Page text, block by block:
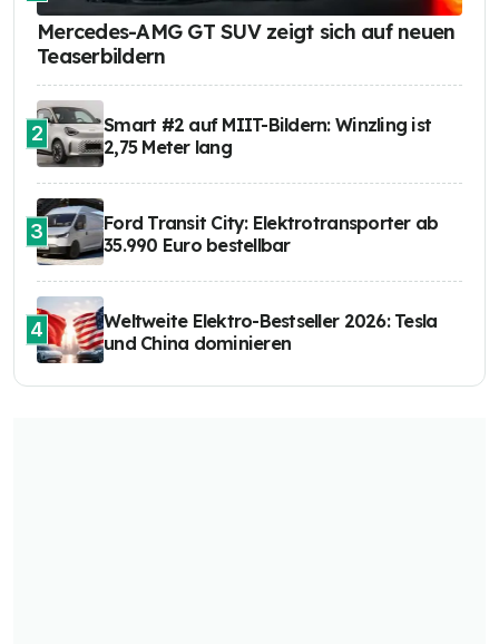
Mercedes-AMG GT SUV zeigt sich auf neuen
Teaserbildern
2
Smart #2 auf MIIT-Bildern: Winzling ist
2,75 Meter lang
3
Ford Transit City: Elektrotransporter ab
35.990 Euro bestellbar
4
Weltweite Elektro-Bestseller 2026: Tesla
und China dominieren